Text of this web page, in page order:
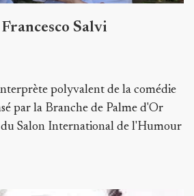
Salvi
polyvalent de la comédie
par la Branche de Palme d'Or
Salon International de l'Humour